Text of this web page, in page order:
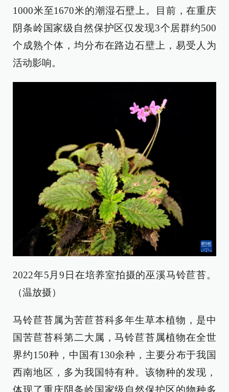
1000米至1670米的潮湿石壁上。目前，在重庆
阴条岭国家级自然保护区仅发现3个居群约500
个成熟个体，均分布在路边石壁上，易受人为
活动影响。
2022年5月9日在培养室拍摄的巫溪马铃苣苔。
（温放摄）
马铃苣苔属为苦苣苔科多年生草本植物，是中
国苦苣苔科第二大属，马铃苣苔属植物在全世
界约150种，中国有130余种，主要分布于我国
西南地区，多为我国特有种。该物种的发现，
体现了重庆阴条岭国家级自然保护区的物种多